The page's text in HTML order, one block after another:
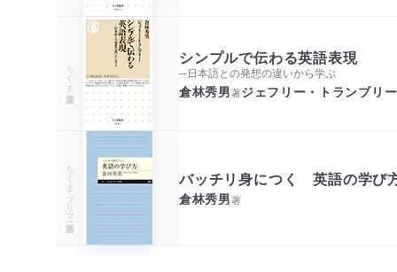
ちくま新書
シンプルで伝わる英語表現
─日本語との発想の違いから学ぶ
倉林秀男著ジェフリー・トランブリー
ちくまプリマー新書 バッチリ身につく 英語の学び
倉林秀男著